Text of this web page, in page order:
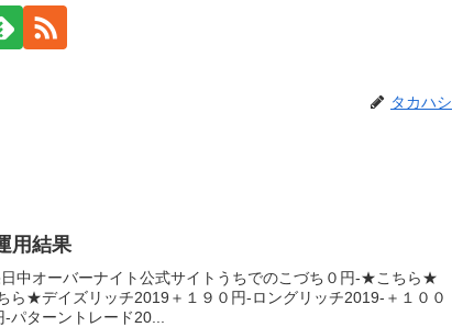
タカハシ
用結果
中オーバーナイト公式サイトうちでのこづち０円-★こちら★
★デイズリッチ2019＋１９０円-ロングリッチ2019-＋１００
ターントレード20...